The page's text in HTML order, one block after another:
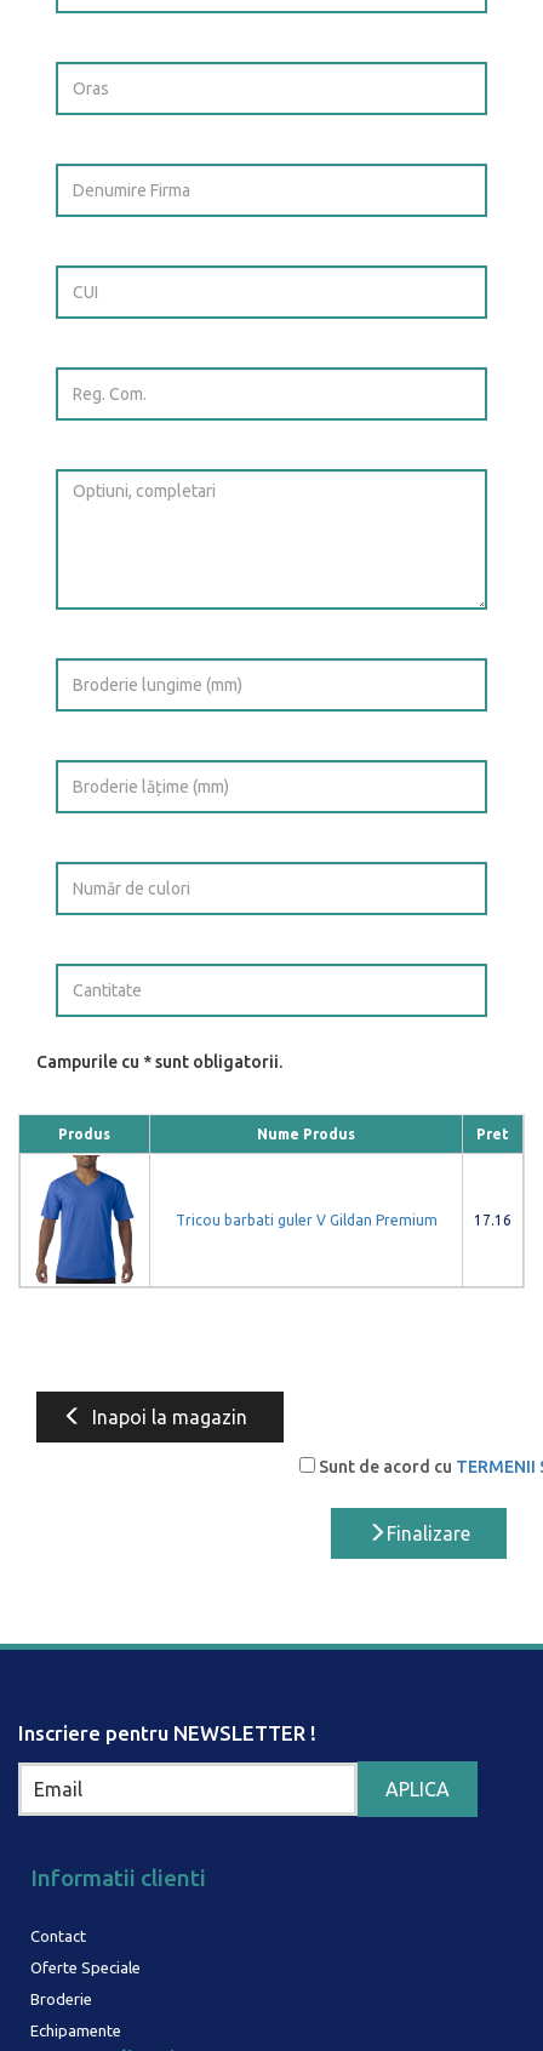
Campurile cu * sunt obligatorii.
Produs Nume Produs Pret
Tricou barbati guler V Gildan Premium 17.16
Inapoi la magazin
Sunt de acord cu TERMENII
Finalizare
Inscriere pentru NEWSLETTER !
Informatii clienti
Contact
Oferte Speciale
Broderie
Echipamente